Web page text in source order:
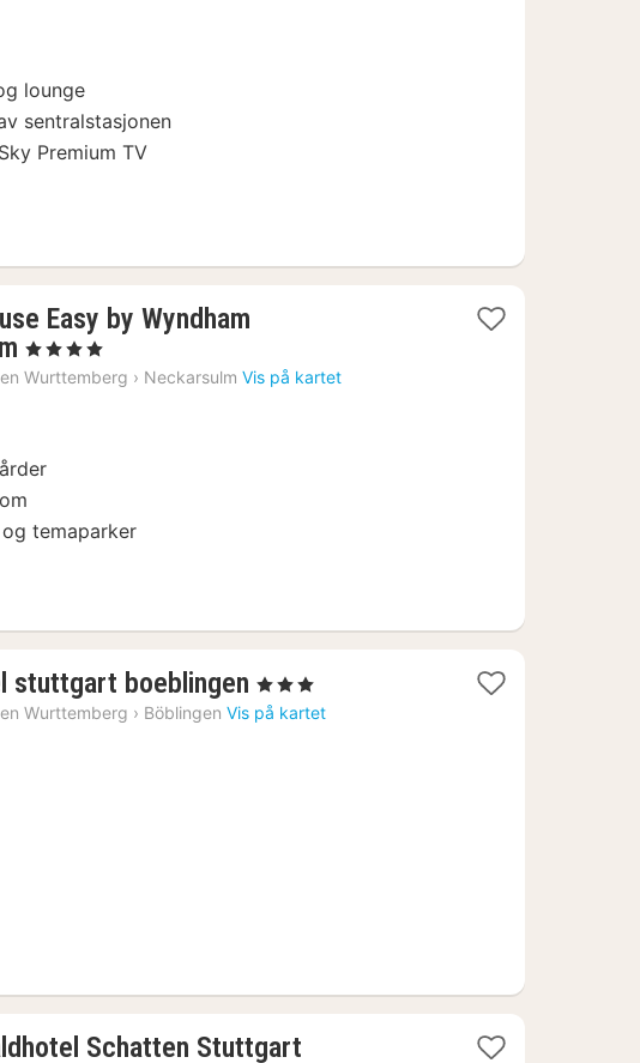
lounge
sentralstasjonen
Premium TV
Easy by Wyndham
2
netter
kr.
, 4 Stjerner
Wurttemberg › Neckarsulm Vis på kartet
temaparker
stuttgart boeblingen 1
natt
, 3 Stjerner
Wurttemberg › Böblingen Vis på kartet
Schatten Stuttgart